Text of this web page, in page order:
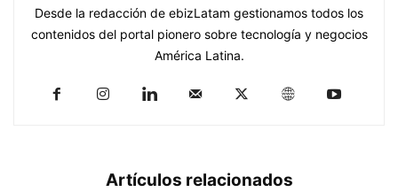
Desde la redacción de ebizLatam gestionamos todos los
contenidos del portal pionero sobre tecnología y negocios
América Latina.
Artículos relacionados